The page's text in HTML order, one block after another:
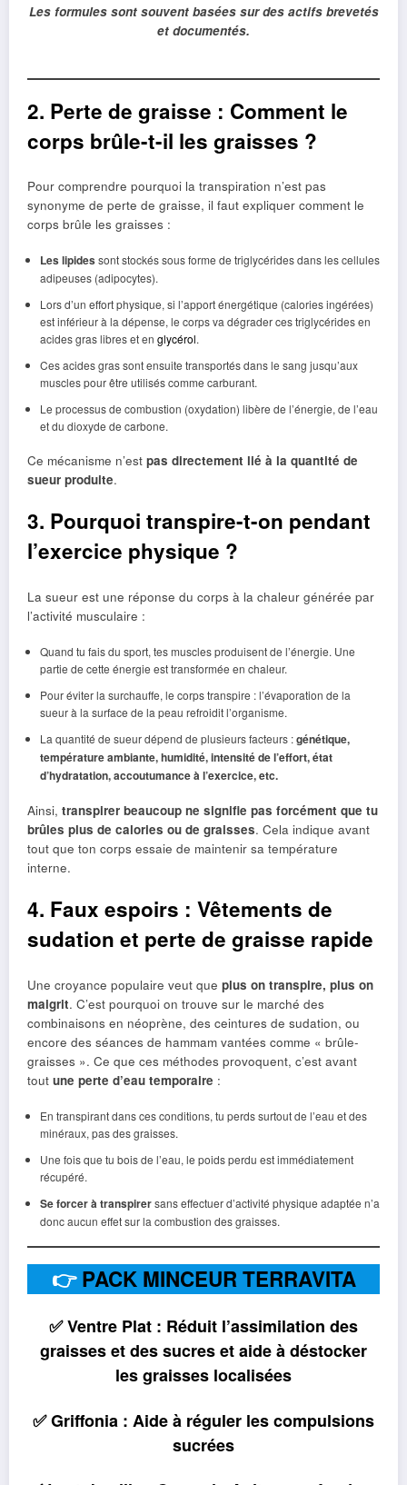
Les formules sont souvent basées sur des actifs brevetés
et documentés.
2. Perte de graisse : Comment le
corps brûle-t-il les graisses ?
Pour comprendre pourquoi la transpiration n’est pas
synonyme de perte de graisse, il faut expliquer comment le
corps brûle les graisses :
Les lipides sont stockés sous forme de triglycérides dans les cellules
adipeuses (adipocytes).
Lors d’un effort physique, si l’apport énergétique (calories ingérées)
est inférieur à la dépense, le corps va dégrader ces triglycérides en
acides gras libres et en glycérol.
Ces acides gras sont ensuite transportés dans le sang jusqu’aux
muscles pour être utilisés comme carburant.
Le processus de combustion (oxydation) libère de l’énergie, de l’eau
et du dioxyde de carbone.
Ce mécanisme n’est pas directement lié à la quantité de
sueur produite.
3. Pourquoi transpire-t-on pendant
l’exercice physique ?
La sueur est une réponse du corps à la chaleur générée par
l’activité musculaire :
Quand tu fais du sport, tes muscles produisent de l’énergie. Une
partie de cette énergie est transformée en chaleur.
Pour éviter la surchauffe, le corps transpire : l’évaporation de la
sueur à la surface de la peau refroidit l’organisme.
La quantité de sueur dépend de plusieurs facteurs :génétique,
température ambiante, humidité, intensité de l’effort, état
d’hydratation, accoutumance à l’exercice, etc.
Ainsi, transpirer beaucoup ne signifie pas forcément que tu
brûles plus de calories ou de graisses. Cela indique avant
tout que ton corps essaie de maintenir sa température
interne.
4. Faux espoirs : Vêtements de
sudation et perte de graisse rapide
Une croyance populaire veut que plus on transpire, plus on
maigrit. C’est pourquoi on trouve sur le marché des
combinaisons en néoprène, des ceintures de sudation, ou
encore des séances de hammam vantées comme « brûle-
graisses ». Ce que ces méthodes provoquent, c’est avant
tout une perte d’eau temporaire :
En transpirant dans ces conditions, tu perds surtout de l’eau et des
minéraux, pas des graisses.
Une fois que tu bois de l’eau, le poids perdu est immédiatement
récupéré.
Se forcer à transpirersans effectuer d’activité physique adaptée n’a
donc aucun effet sur la combustion des graisses.
👉PACK MINCEUR TERRAVITA
✅ Ventre Plat : Réduit l’assimilation des
graisses et des sucres et aide à déstocker
les graisses localisées
✅ Griffonia : Aide à réguler les compulsions
sucrées